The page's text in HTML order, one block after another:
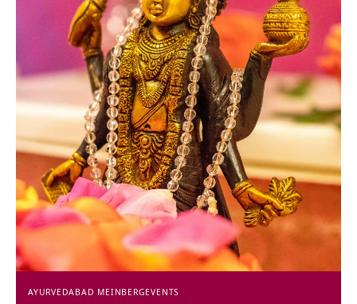
AYURVEDABAD MEINBERGEVENTS